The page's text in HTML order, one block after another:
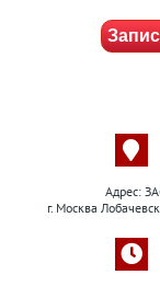
Адрес:
г. Москва